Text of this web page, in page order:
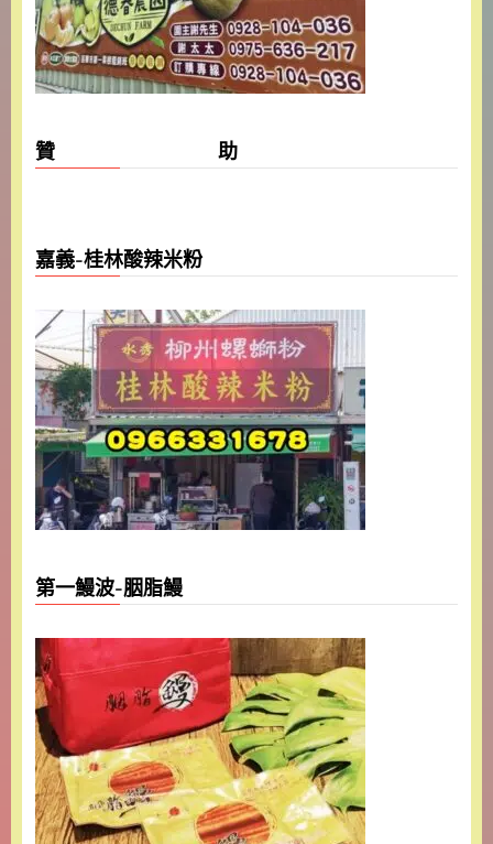
贊 助
嘉義-桂林酸辣米粉
第一鰻波-胭脂鰻